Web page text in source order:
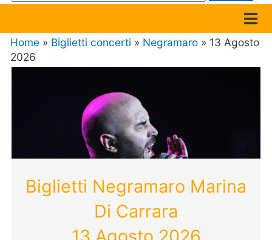
Home » Biglietti concerti » Negramaro » 13 Agosto
2026
Biglietti Negramaro Marina
Di Carrara